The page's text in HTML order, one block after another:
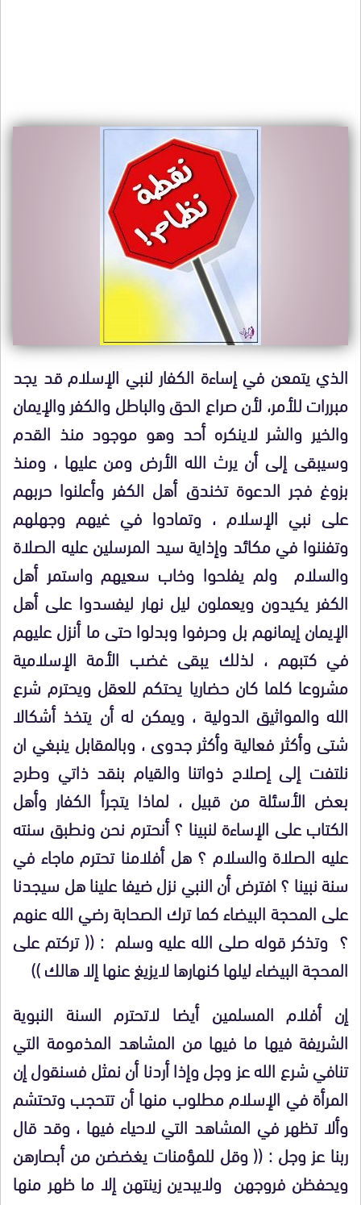
الذي يتمعن في إساءة الكفار لنبي الإسلام قد يجد
مبررات للأمر، لأن صراع الحق والباطل والكفر والإيمان
والخير والشر لاينكره أحد وهو موجود منذ القدم
وسيبقى إلى أن يرث الله الأرض ومن عليها ، ومنذ
بزوغ فجر الدعوة تخندق أهل الكفر وأعلنوا حربهم
على نبي الإسلام ، وتمادوا في غيهم وجهلهم
وتفننوا في مكائد وإذاية سيد المرسلين عليه الصلاة
والسلام ولم يفلحوا وخاب سعيهم واستمر أهل
الكفر يكيدون ويعملون ليل نهار ليفسدوا على أهل
الإيمان إيمانهم بل وحرفوا وبدلوا حتى ما أنزل عليهم
في كتبهم ، لذلك يبقى غضب الأمة الإسلامية
مشروعا كلما كان حضاريا يحتكم للعقل ويحترم شرع
الله والمواثيق الدولية ، ويمكن له أن يتخذ أشكالا
شتى وأكثر فعالية وأكثر جدوى ، وبالمقابل ينبغي ان
نلتفت إلى إصلاح ذواتنا والقيام بنقد ذاتي وطرح
بعض الأسئلة من قبيل ، لماذا يتجرأ الكفار وأهل
الكتاب على الإساءة لنبينا ؟ أنحترم نحن ونطبق سنته
عليه الصلاة والسلام ؟ هل أفلامنا تحترم ماجاء في
سنة نبينا ؟ افترض أن النبي نزل ضيفا علينا هل سيجدنا
على المحجة البيضاء كما ترك الصحابة رضي الله عنهم
؟ وتذكر قوله صلى الله عليه وسلم : (( تركتم على
المحجة البيضاء ليلها كنهارها لايزيغ عنها إلا هالك ))
إن أفلام المسلمين أيضا لاتحترم السنة النبوية
الشريفة فيها ما فيها من المشاهد المذمومة التي
تنافي شرع الله عز وجل وإذا أردنا أن نمثل فسنقول إن
المرأة في الإسلام مطلوب منها أن تتحجب وتحتشم
وألا تظهر في المشاهد التي لاحياء فيها ، وقد قال
ربنا عز وجل : (( وقل للمؤمنات يغضضن من أبصارهن
ويحفظن فروجهن ولايبدين زينتهن إلا ما ظهر منها